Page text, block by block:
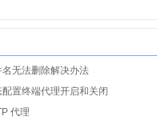
无法删除解决办法
置终端代理开启和关闭
代理